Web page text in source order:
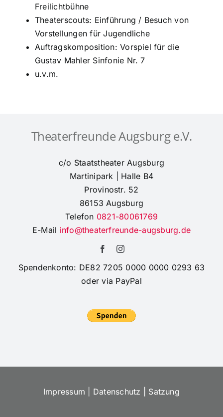
Theaterfreunde Augsburg e.V.
c/o Staatstheater Augsburg
Martinipark | Halle B4
oder via PayPal
Impressum|Datenschutz| Satzung